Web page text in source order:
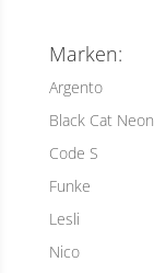
Marken:
Argento
Black Cat Neon
Code S
Funke
Lesli
Nico